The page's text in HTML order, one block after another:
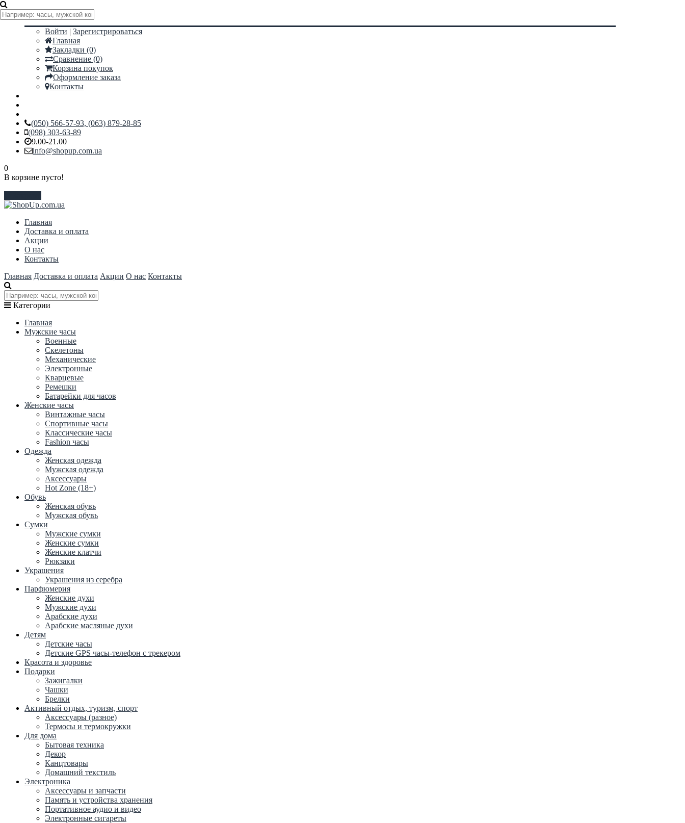
Мой аккаунт
Войти | Зарегистрироваться
Главная
Закладки (0)
Сравнение (0)
Корзина покупок
Оформление заказа
Контакты
(050) 566-57-93, (063) 879-28-85
(098) 303-63-89
9.00-21.00
info@shopup.com.ua
0
В корзине пусто!
Главная
Доставка и оплата
Акции
О нас
Контакты
Главная Доставка и оплата Акции О нас Контакты
Категории
Главная
Мужские часы
Военные
Скелетоны
Механические
Электронные
Кварцевые
Ремешки
Батарейки для часов
Женские часы
Винтажные часы
Спортивные часы
Классические часы
Fashion часы
Одежда
Женская одежда
Мужская одежда
Аксессуары
Hot Zone (18+)
Обувь
Женская обувь
Мужская обувь
Сумки
Мужские сумки
Женские сумки
Женские клатчи
Рюкзаки
Украшения
Украшения из серебра
Парфюмерия
Женские духи
Мужские духи
Арабские духи
Арабские масляные духи
Детям
Детские часы
Детские GPS часы-телефон с трекером
Красота и здоровье
Подарки
Зажигалки
Чашки
Брелки
Активный отдых, туризм, спорт
Аксессуары (разное)
Термосы и термокружки
Для дома
Бытовая техника
Декор
Канцтовары
Домашний текстиль
Электроника
Аксессуары и запчасти
Память и устройства хранения
Портативное аудио и видео
Электронные сигареты